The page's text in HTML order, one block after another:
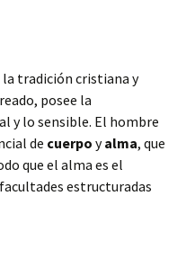
la tradición cristiana y
posee la
y lo sensible. El hombre
de cuerpo yalma, que
que el alma es el
estructuradas